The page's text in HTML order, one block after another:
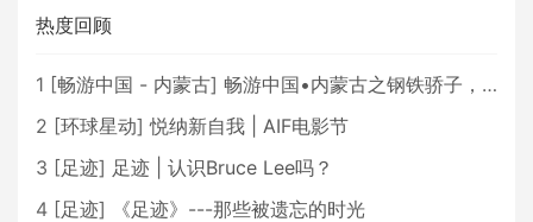
热度回顾
1 [畅游中国 - 内蒙古] 畅游中国•内蒙古之钢铁骄子，魅力包头
2 [环球星动] 悦纳新自我 | AIF电影节
3 [足迹] 足迹 | 认识Bruce Lee吗？
4 [足迹]
《足迹》---那些被遗忘的时光